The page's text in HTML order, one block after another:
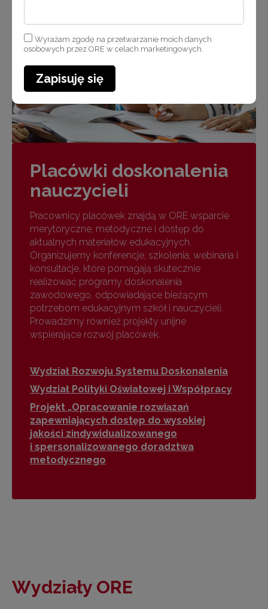
Placówki doskonalenia
nauczycieli
Pracownicy placówek znajdą w ORE wsparcie
merytoryczne, metodyczne i dostęp do
aktualnych materiałów edukacyjnych.
Organizujemy konferencje, szkolenia, webinaria i
konsultacje, które pomagają skutecznie
realizować programy doskonalenia
zawodowego, odpowiadające bieżącym
potrzebom edukacyjnym szkół i nauczycieli.
Prowadzimy również projekty unijne
wspierające rozwój placówek.
Wydział Rozwoju Systemu Doskonalenia
Wydział Polityki Oświatowej i Współpracy
Projekt „Opracowanie rozwiązań
zapewniających dostęp do wysokiej
jakości zindywidualizowanego
i spersonalizowanego doradztwa
metodycznego
Wydziały ORE
Wyrażam zgodę na przetwarzanie moich danych
osobowych przez ORE w celach marketingowych.
Zapisuję się